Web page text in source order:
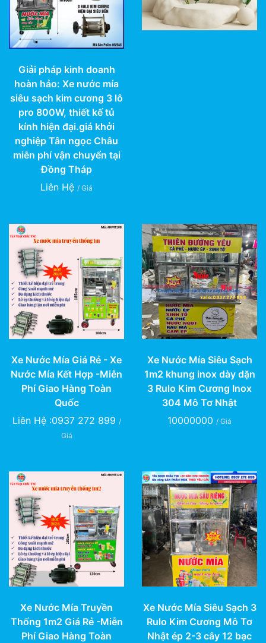
Giải pháp kinh doanh
hoàn hảo: Xe nước mía
siêu sạch kim cương 3 lô
pro 800W, thiết kế tủ
kính hiện đại.giá khởi
nghiệp Tân ngọc Châu
miễn phí vận chuyển tại
Đồng Tháp
Liên Hệ / Giá
Xe Nước Mía Giá Rẻ - Xe
Nước Mía Kết Hợp -Miễn
Phí Giao Hàng Toàn
Quốc
Liên Hệ :0937 272 899 /
Giá
Xe Nước Mía Siêu Sạch
1m2 khung inox dày dặn
3 Rulo Kim Cương Inox
304 Mô Tơ Nhật
10000000 / Giá
Xe Nước Mía Truyền
Thống 1m2 Giá Rẻ -Miễn
Phí Giao Hàng Toàn
Xe Nước Mía Siêu Sạch 3
Rulo Kim Cương Mô Tơ
Nhật ép 2-3 cây 12 bạc